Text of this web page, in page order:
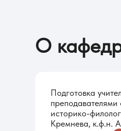
О
Подготовка
историко-
Кремнева, к.ф.н.